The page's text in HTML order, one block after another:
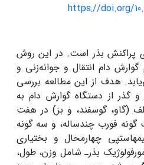
https://doi.org/
پراکنش بذر است. در این روش
دام انتقال و جوانه‌زنی و
هدف از این مطالعه بررسی
گذر از دستگاه گوارش دام به‏
(گاو، گوسفند، و بز) در هفت
فورب چند‏ساله، و سه گونه
چهارمحال ‏و ‏بختیاری
بذر‌ـ شامل وزن، طول،